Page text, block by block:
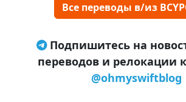
Все переводы в/из
Подпишитесь на
переводов и релокации
@ohmyswiftblog